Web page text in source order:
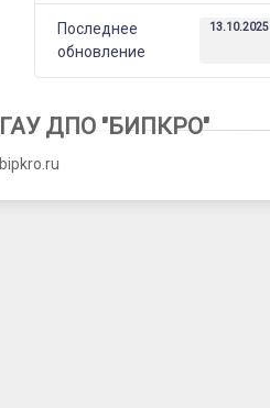
Последнее
обновление
13.10.2025
ГАУ ДПО "БИПКРО"
bipkro.ru